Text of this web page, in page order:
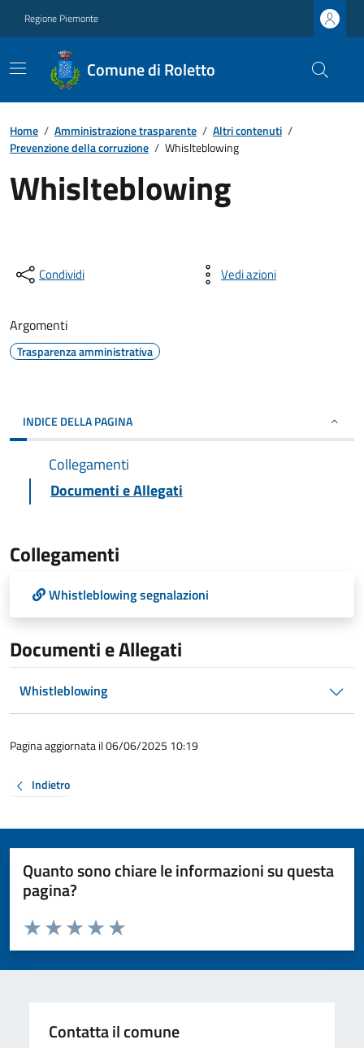
Regione Piemonte
Comune di Roletto
Home / Amministrazione trasparente / Altri contenuti /
Prevenzione della corruzione / Whislteblowing
Whislteblowing
Condividi Vedi azioni
Argomenti
Trasparenza amministrativa
INDICE DELLA PAGINA
Collegamenti
Documenti e Allegati
Collegamenti
Whistleblowing segnalazioni
Documenti e Allegati
Whistleblowing
Pagina aggiornata il 06/06/2025 10:19
Indietro
Quanto sono chiare le informazioni su questa
pagina?
Valuta da 1 a 5 stelle la pagina
Valuta 5 stelle su 5
Valuta 4 stelle su 5
Valuta 3 stelle su 5
Valuta 2 stelle su 5
Valuta 1 stelle su 5
Contatta il comune